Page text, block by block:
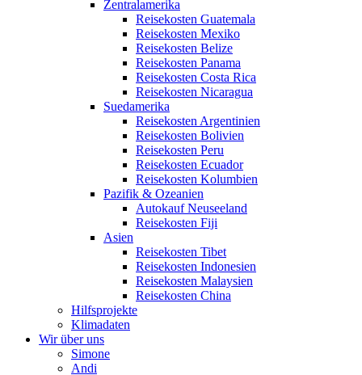
Zentralamerika
Reisekosten Guatemala
Reisekosten Mexiko
Reisekosten Belize
Reisekosten Panama
Reisekosten Costa Rica
Reisekosten Nicaragua
Suedamerika
Reisekosten Argentinien
Reisekosten Bolivien
Reisekosten Peru
Reisekosten Ecuador
Reisekosten Kolumbien
Pazifik & Ozeanien
Autokauf Neuseeland
Reisekosten Fiji
Asien
Reisekosten Tibet
Reisekosten Indonesien
Reisekosten Malaysien
Reisekosten China
Hilfsprojekte
Klimadaten
Wir über uns
Simone
Andi